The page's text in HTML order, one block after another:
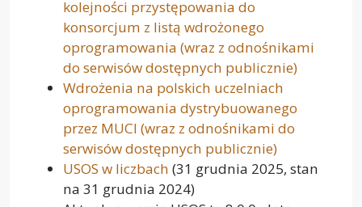
kolejności przystępowania do
konsorcjum z listą wdrożonego
oprogramowania (wraz z odnośnikami
do serwisów dostępnych publicznie)
Wdrożenia na polskich uczelniach
oprogramowania dystrybuowanego
przez MUCI (wraz z odnośnikami do
serwisów dostępnych publicznie)
USOS w liczbach (31 grudnia 2025, stan
na 31 grudnia 2024)